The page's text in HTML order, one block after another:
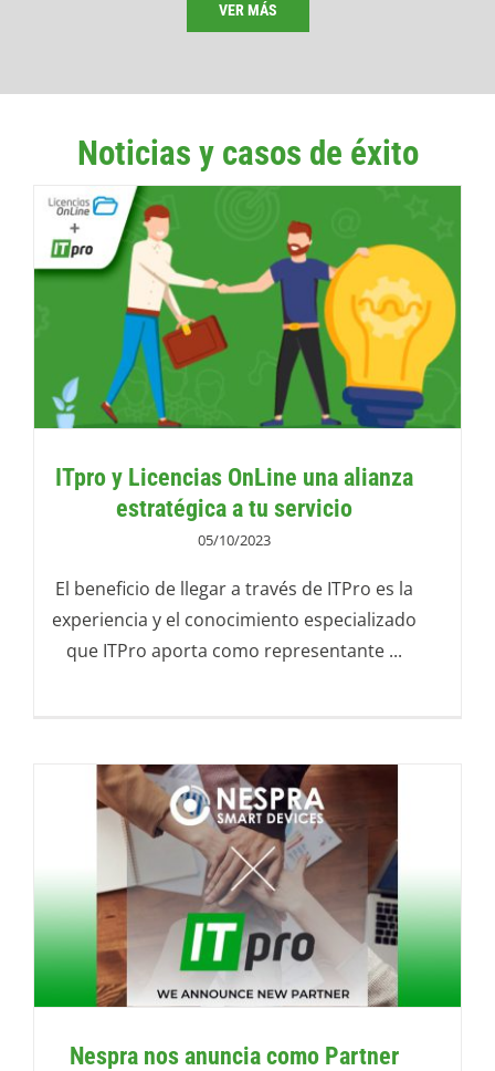
VER MÁS
Noticias y casos de éxito
ITpro y Licencias OnLine una alianza
estratégica a tu servicio
05/10/2023
El beneficio de llegar a través de ITPro es la
experiencia y el conocimiento especializado
que ITPro aporta como representante ...
Nespra nos anuncia como Partner